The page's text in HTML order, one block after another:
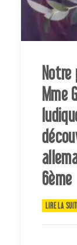
Mme
6ème
LIRE LA